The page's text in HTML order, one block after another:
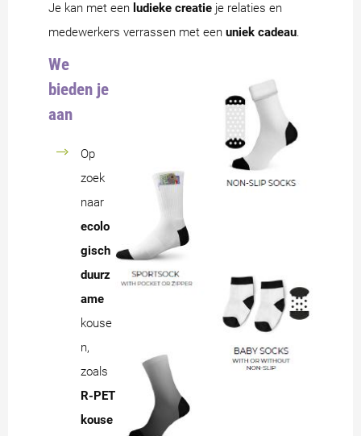
Je kan met een ludieke creatie je relaties en
medewerkers verrassen met een uniek cadeau.
We
bieden je
aan
Op
zoek
naar
ecolo
gisch
duurz
ame
kouse
n,
zoals
R-PET
kouse